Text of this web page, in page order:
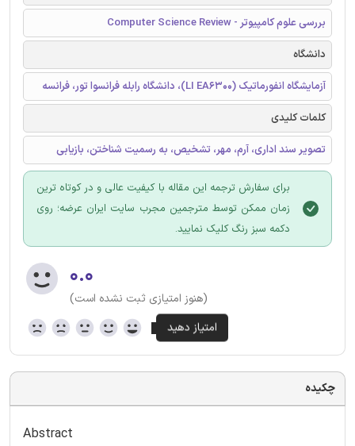
بررسی علوم کامپیوتر - Computer Science Review
دانشگاه
آزمایشگاه انفورماتیک (LI EA6300)، دانشگاه رابله فرانسوا تور، فرانسه
کلمات کلیدی
تصویر سند اداری، آرم، مهر، تشخیص، به رسمیت شناختن، بازیابی
برای سفارش ترجمه این مقاله با کیفیت عالی و در کوتاه ترین
زمان ممکن توسط مترجمین مجرب سایت ایران عرضه؛ روی
دکمه سبز رنگ کلیک نمایید.
۰.۰
(هنوز امتیازی ثبت نشده است)
چکیده
Abstract